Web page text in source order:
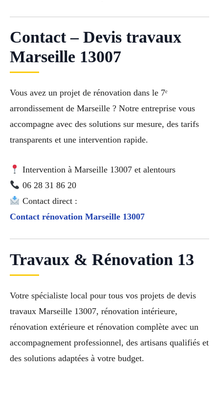
Contact – Devis travaux
Marseille 13007
Vous avez un projet de rénovation dans le 7ᵉ
arrondissement de Marseille ? Notre entreprise vous
accompagne avec des solutions sur mesure, des tarifs
transparents et une intervention rapide.
Intervention à Marseille 13007 et alentours
06 28 31 86 20
Contact direct :
Contact rénovation Marseille 13007
Travaux & Rénovation 13
Votre spécialiste local pour tous vos projets de devis
travaux Marseille 13007, rénovation intérieure,
rénovation extérieure et rénovation complète avec un
accompagnement professionnel, des artisans qualifiés et
des solutions adaptées à votre budget.